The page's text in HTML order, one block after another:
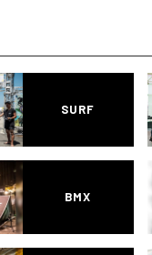
SURF
BMX